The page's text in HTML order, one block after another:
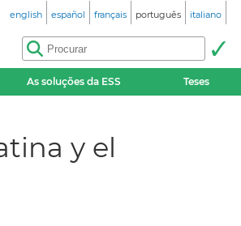
english español français português italiano
As soluções da ESS Teses
y el